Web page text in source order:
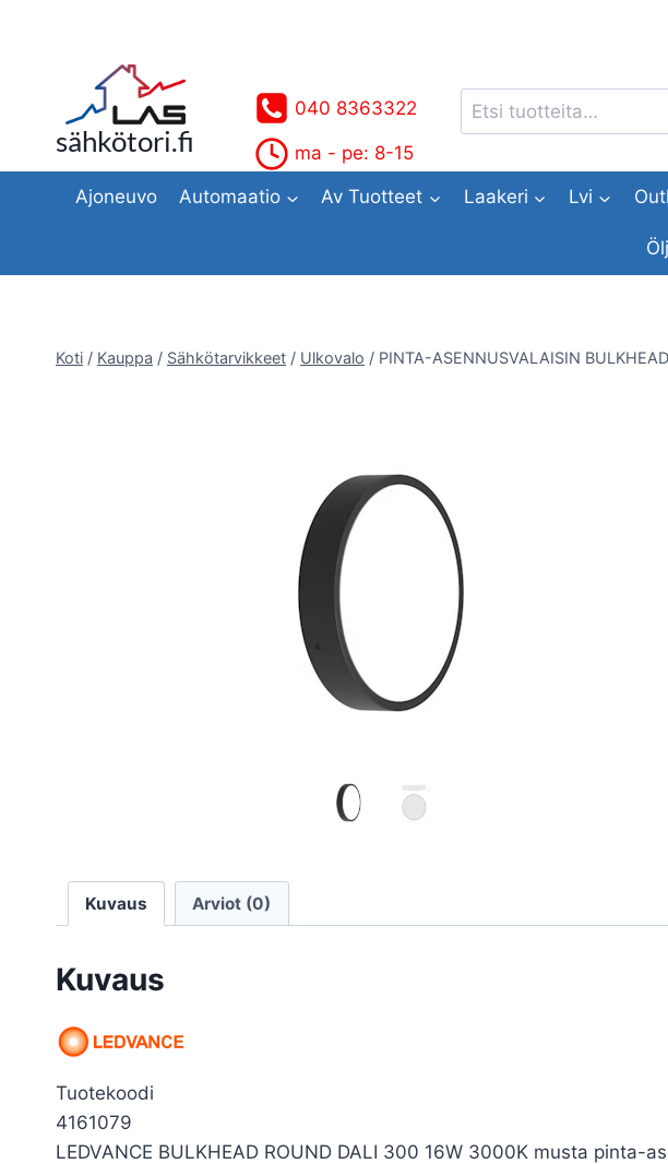
sähkötori.fi
040 8363322
ma - pe: 8-15
Etsi:
Ajoneuvo Automaatio Av Tuotteet Laakeri Lvi
Koti / Kauppa / Sähkötarvikkeet / Ulkovalo / PINTA-ASENNUSVALAISIN
Kuvaus Arviot (0)
Kuvaus
Tuotekoodi
4161079
LEDVANCE BULKHEAD ROUND DALI 300 16W 3000K musta